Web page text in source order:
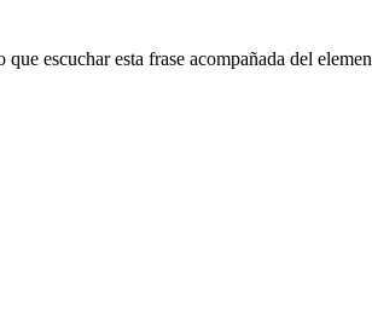
escuchar esta frase acompañada del